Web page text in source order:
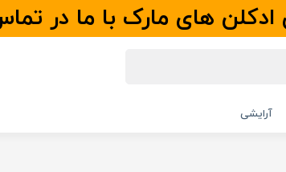
های مارک با ما در
آرایشی